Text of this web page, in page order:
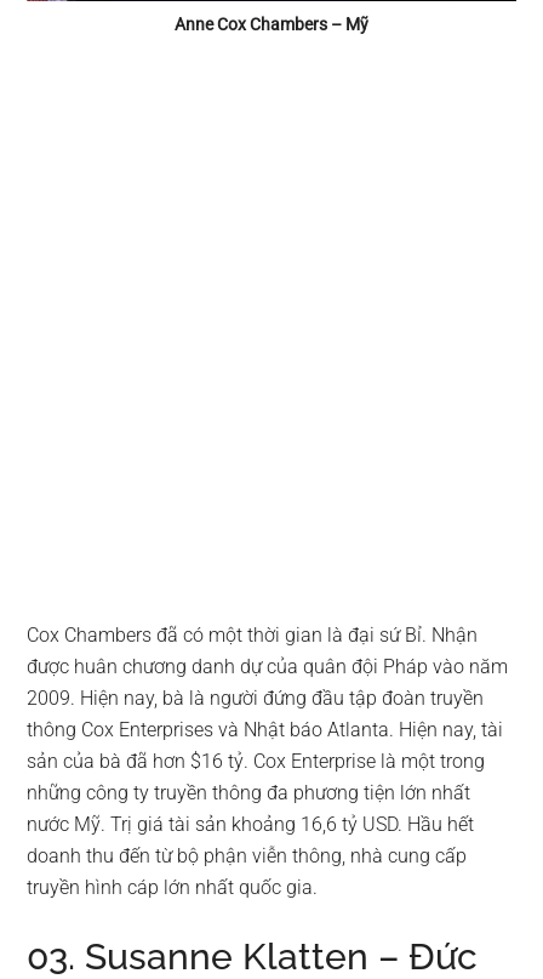
Anne Cox Chambers – Mỹ
Cox Chambers đã có một thời gian là đại sứ Bỉ. Nhận
được huân chương danh dự của quân đội Pháp vào năm
2009. Hiện nay, bà là người đứng đầu tập đoàn truyền
thông Cox Enterprises và Nhật báo Atlanta. Hiện nay, tài
sản của bà đã hơn $16 tỷ. Cox Enterprise là một trong
những công ty truyền thông đa phương tiện lớn nhất
nước Mỹ. Trị giá tài sản khoảng 16,6 tỷ USD. Hầu hết
doanh thu đến từ bộ phận viễn thông, nhà cung cấp
truyền hình cáp lớn nhất quốc gia.
03. Susanne Klatten – Đức